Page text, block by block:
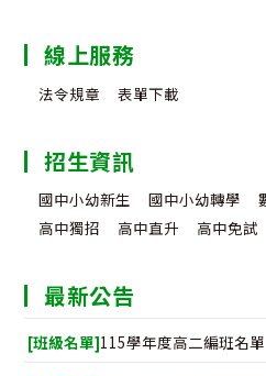
線上服務
法令規章 表單下載
招生資訊
國中小幼新生 國中小幼轉學
高中獨招
高中直升 高中免試
最新公告
[班級名單]115學年度高二編班名單